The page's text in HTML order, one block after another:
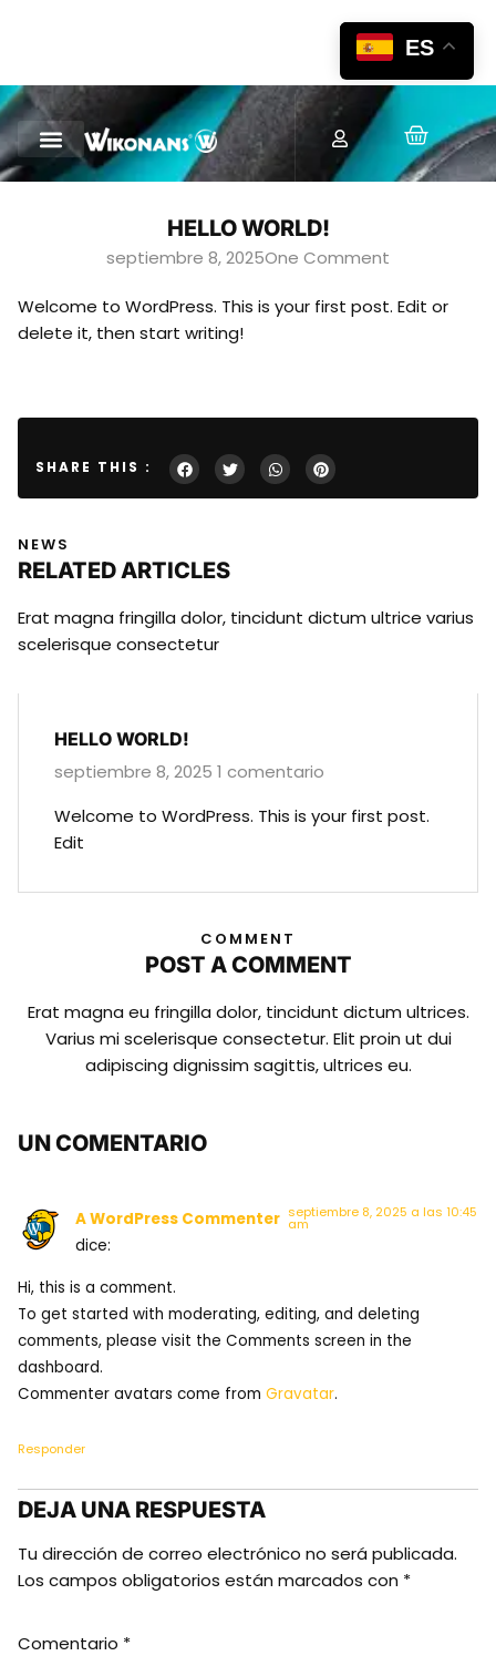
HELLO WORLD!
septiembre 8, 2025One Comment
Welcome to WordPress. This is your first post. Edit or
delete it, then start writing!
SHARE THIS :
HELLO WORLD!
septiembre 8, 2025 1 comentario
Welcome to WordPress. This is your first post.
Edit
NEWS
RELATED ARTICLES
Erat magna fringilla dolor, tincidunt dictum ultrice varius
scelerisque consectetur
COMMENT
POST A COMMENT
Erat magna eu fringilla dolor, tincidunt dictum ultrices.
Varius mi scelerisque consectetur. Elit proin ut dui
adipiscing dignissim sagittis, ultrices eu.
UN COMENTARIO
A WordPress Commenter
dice:
septiembre 8, 2025 a las 10:45
am
Hi, this is a comment.
To get started with moderating, editing, and deleting
comments, please visit the Comments screen in the
dashboard.
Commenter avatars come from Gravatar.
Responder
DEJA UNA RESPUESTA
Tu dirección de correo electrónico no será publicada.
Los campos obligatorios están marcados con *
Comentario *
ES